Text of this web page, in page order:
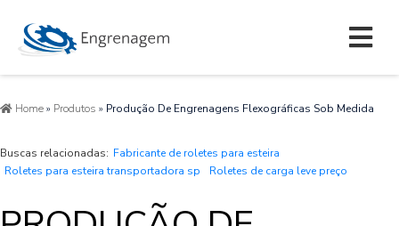
Home» Produtos » Produção De Engrenagens Flexográficas Sob Medida
Buscas relacionadas: Fabricante de roletes para esteira
Roletes para esteira transportadora sp
Roletes de carga leve preço